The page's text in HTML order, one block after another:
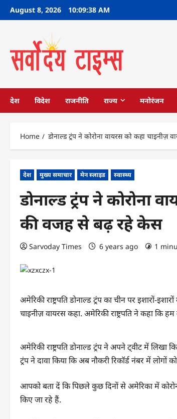
SkipAugust 8, 2026 10:09:39 AM
देश विदेश राजनीति राज्य मनोरंजन
Home डोनाल्ड ट्रंप ने कोरोना वायरस को कहा
देश मुख्य समाचार मेन स्लाइड स्वास्थ्य
डोनाल्ड ट्रंप ने कोरोना
की वजह से बढ़ रहे केस
Sarvoday Times 6 years ago 1
अमेरिकी राष्ट्रपति डोनाल्ड ट्रंप का चीन पर इशारों-
चाइनीज़ वायरस कहा. अमेरिकी राष्ट्रपति ने कहा
अमेरिकी राष्ट्रपति डोनाल्ड ट्रंप ने अपने ट्वीट में
ट्रंप ने दावा किया कि अब नौकरी रिकॉर्ड नंबर में लोगों
आपको बता दें कि पिछले कुछ दिनों से अमेरिका में
किए जा रहे हैं.